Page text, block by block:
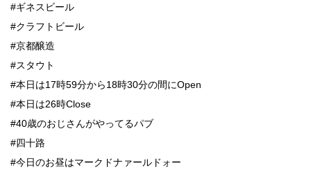
#ギネスビール
#クラフトビール
#京都醸造
#スタウト
#本日は17時59分から18時30分の間にOpen
#本日は26時Close
#40歳のおじさんがやってるパブ
#四十路
#今日のお昼はマークドナァールドォー